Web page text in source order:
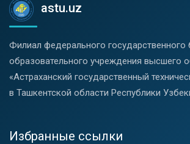
astu.uz
Филиал федерального
образовательного учреждения высшего
«Астраханский государственный
в Ташкентской области Республики
Избранные ссылки